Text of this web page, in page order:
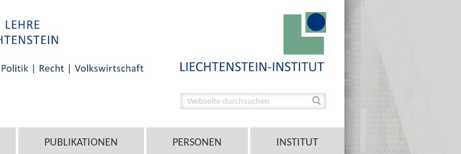
PUBLIKATIONEN PERSONEN INSTITUT